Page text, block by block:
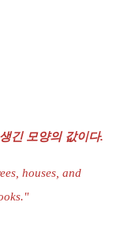
긴 모양의 값이다.
houses, and
"